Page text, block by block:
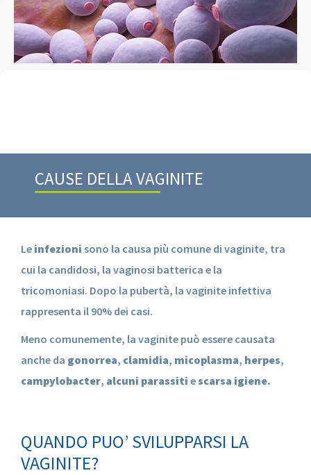
CAUSE DELLA VAGINITE
Le infezioni sono la causa più comune di vaginite, tra
cui la candidosi, la vaginosi batterica e la
tricomoniasi. Dopo la pubertà, la vaginite infettiva
rappresenta il 90% dei casi.
Meno comunemente, la vaginite può essere causata
anche da gonorrea, clamidia, micoplasma, herpes,
campylobacter, alcuni parassiti escarsa igiene.
QUANDO PUO’ SVILUPPARSI LA
VAGINITE?